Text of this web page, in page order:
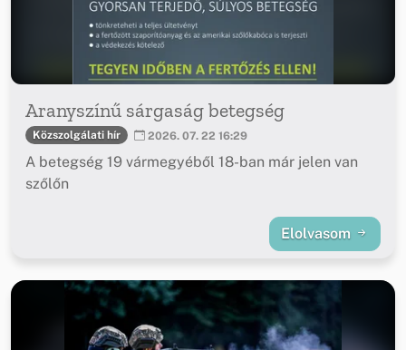
Aranyszínű sárgaság betegség
Közszolgálati hír 2026. 07. 22 16:29
A betegség 19 vármegyéből 18-ban már jelen van
szőlőn
Elolvasom